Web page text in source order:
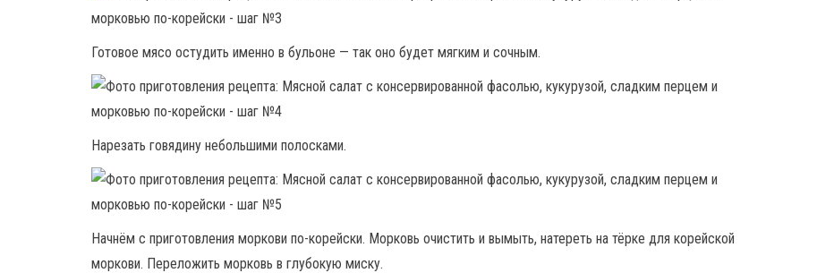
Готовое мясо остудить именно в бульоне — так оно будет мягким и сочным.
Нарезать говядину небольшими полосками.
Начнём с приготовления моркови по-корейски. Морковь очистить и вымыть, натереть на тёрке для корейской
моркови. Переложить морковь в глубокую миску.